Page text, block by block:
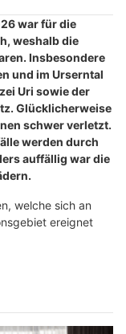
war für die
weshalb die
Insbesondere
und im Urserntal
Uri sowie der
Glücklicherweise
schwer verletzt.
werden durch
auffällig war die
welche sich an
ereignet